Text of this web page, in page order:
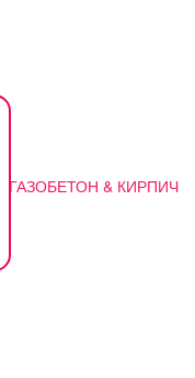
ГАЗОБЕТОН & КИРПИЧ